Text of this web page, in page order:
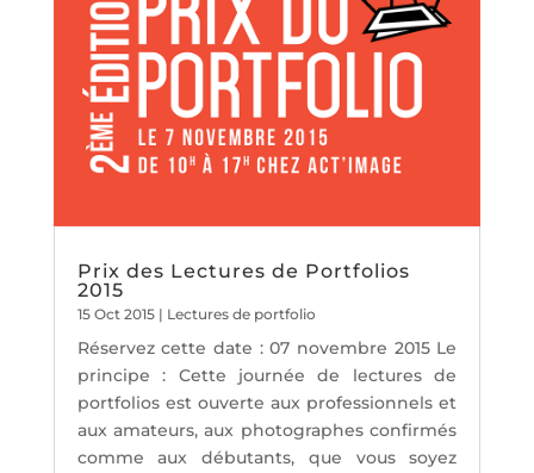
Prix des Lectures de Portfolios
2015
15 Oct 2015| Lectures de portfolio
Réservez cette date : 07 novembre 2015 Le
principe : Cette journée de lectures de
portfolios est ouverte aux professionnels et
aux amateurs, aux photographes confirmés
comme aux débutants, que vous soyez